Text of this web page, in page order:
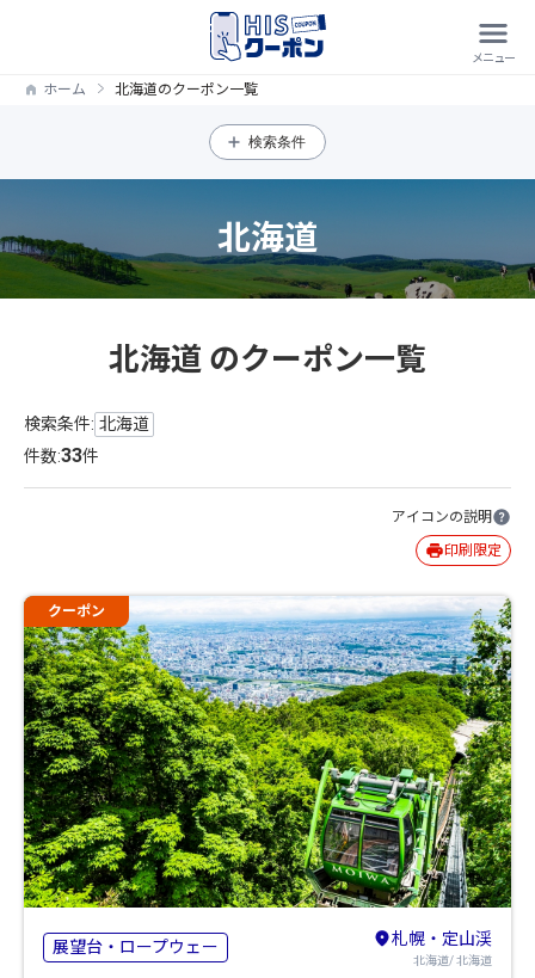
ホーム 北海道のクーポン一覧
検索条件
北海道
北海道 のクーポン一覧
検索条件: 北海道
件数:33件
アイコンの説明
印刷限定
クーポン
展望台・ロープウェー 札幌・定山渓
北海道/ 北海道